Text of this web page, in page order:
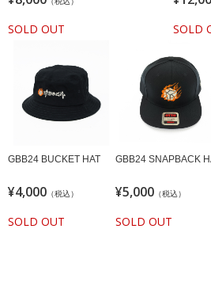
SOLD OUT SOLD
GBB24 BUCKET HAT
¥4,000 （税込）
SOLD OUT
GBB24 SNAPBACK
¥5,000 （税込）
SOLD OUT